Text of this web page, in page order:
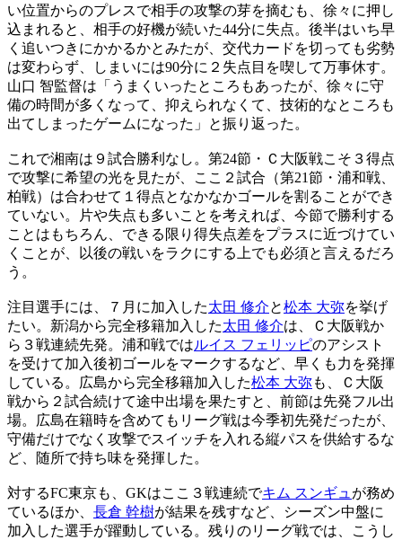
い位置からのプレスで相手の攻撃の芽を摘むも、徐々に押し
込まれると、相手の好機が続いた44分に失点。後半はいち早
く追いつきにかかるかとみたが、交代カードを切っても劣勢
は変わらず、しまいには90分に２失点目を喫して万事休す。
山口 智監督は「うまくいったところもあったが、徐々に守
備の時間が多くなって、抑えられなくて、技術的なところも
出てしまったゲームになった」と振り返った。
これで湘南は９試合勝利なし。第24節・Ｃ大阪戦こそ３得点
で攻撃に希望の光を見たが、ここ２試合（第21節・浦和戦、
柏戦）は合わせて１得点となかなかゴールを割ることができ
ていない。片や失点も多いことを考えれば、今節で勝利する
ことはもちろん、できる限り得失点差をプラスに近づけてい
くことが、以後の戦いをラクにする上でも必須と言えるだろ
う。
注目選手には、７月に加入した太田 修介と松本 大弥を挙げ
たい。新潟から完全移籍加入した太田 修介は、Ｃ大阪戦か
ら３戦連続先発。浦和戦ではルイス フェリッピのアシスト
を受けて加入後初ゴールをマークするなど、早くも力を発揮
している。広島から完全移籍加入した松本 大弥も、Ｃ大阪
戦から２試合続けて途中出場を果たすと、前節は先発フル出
場。広島在籍時を含めてもリーグ戦は今季初先発だったが、
守備だけでなく攻撃でスイッチを入れる縦パスを供給するな
ど、随所で持ち味を発揮した。
対するFC東京も、GKはここ３戦連続でキム スンギュ が務め
ているほか、 長倉 幹樹が結果を残すなど、シーズン中盤に
加入した選手が躍動している。残りのリーグ戦では、こうし